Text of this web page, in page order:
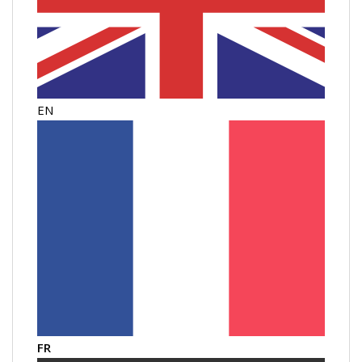
EN
FR